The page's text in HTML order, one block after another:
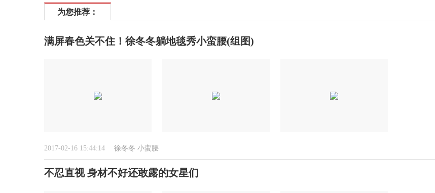
为您推荐：
满屏春色关不住！徐冬冬躺地毯秀小蛮腰(组图)
2017-02-16 15:44:14 徐冬冬 小蛮腰
不忍直视 身材不好还敢露的女星们